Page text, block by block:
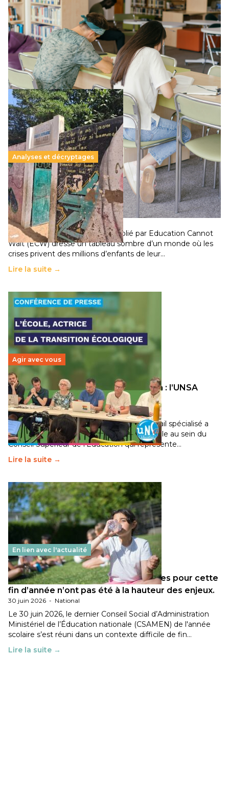
promesse républicaine
11 juillet 2026-
Le projet de loi sur la régulation de l’enseignement
supérieur privé met en lumière l’amplification d’un système
qui relègue l’acte pédagogique au superfétatoire, voire à…
Lire la suite →
Analyses et décryptages
258 millions d’enfants victimes de la guerre, des
chocs climatiques et des déplacements de
population
11 juillet 2026-National
Un nouveau rapport mondial publié par Education Cannot
Wait (ECW) dresse un tableau sombre d’un monde où les
crises privent des millions d’enfants de leur…
Lire la suite →
Agir avec vous
Transition écologique de l’éducation : l’UNSA
Éducation fait bouger les lignes
30 juin 2026-National
Pendant plusieurs mois, un groupe de travail spécialisé a
travaillé sur la transition écologique de l’Ecole au sein du
Conseil Supérieur de l’Éducation qui représente…
Lire la suite →
En lien avec l'actualité
Les décisions ministérielles attendues pour cette
fin d’année n’ont pas été à la hauteur des enjeux.
30 juin 2026 - National
Le 30 juin 2026, le dernier Conseil Social d’Administration
Ministériel de l’Éducation nationale (CSAMEN) de l'année
scolaire s’est réuni dans un contexte difficile de fin…
Lire la suite →